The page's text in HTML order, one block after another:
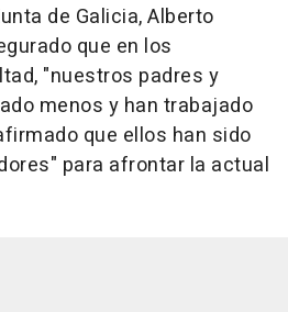
de Galicia, Alberto
que en los
"nuestros padres y
menos y han trabajado
que ellos han sido
para afrontar la actual